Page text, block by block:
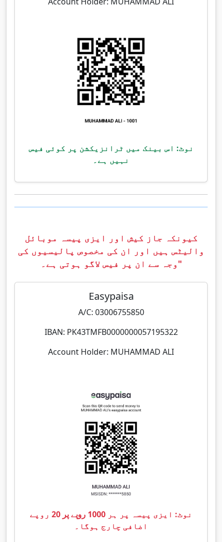
نوٹ: اس بینک میں ٹرانزیکشن پر کوئی فیس
نہیں ہے۔
کیونکہ جاز کیش اور ایزی پیسہ موبائل
والیٹس ہیں اور ان کی مخصوص پالیسیوں کی
وجہ سے ان پر فیس لاگو ہوتی ہے۔"
Easypaisa
A/C: 03006755850
IBAN: PK43TMFB0000000057195322
Account Holder: MUHAMMAD ALI
نوٹ: ایزی پیسہ پر ہر 1000 روپے پر 20 روپے
اضافی چارج ہوگا۔